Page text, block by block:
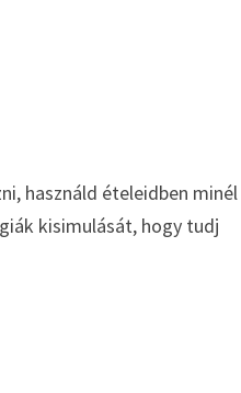
használd ételeidben minél
kisimulását, hogy tudj